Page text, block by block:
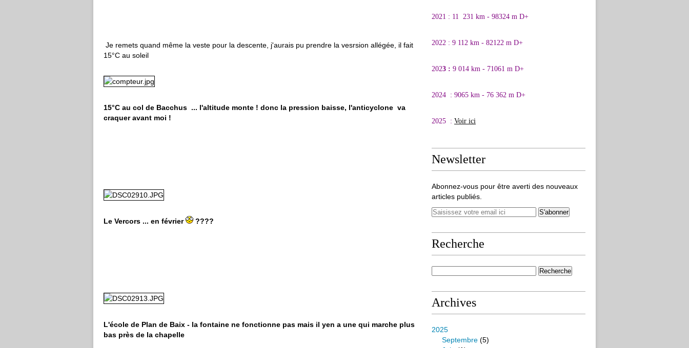
Je remets quand même la veste pour la descente, j'aurais pu prendre la vesrsion allégée, il fait
15°C au soleil
15°C au col de Bacchus ... l'altitude monte ! donc la pression baisse, l'anticyclone va
craquer avant moi !
Le Vercors ... en février ????
L'école de Plan de Baix - la fontaine ne fonctionne pas mais il yen a une qui marche plus
bas près de la chapelle
2021 : 11 231 km - 98324 m D+
2022 : 9 112 km - 82122 m D+
2023 : 9 014 km - 71061 m D+
2024 : 9065 km - 76 362 m D+
2025 : Voir ici
Newsletter
Abonnez-vous pour être averti des nouveaux
articles publiés.
Recherche
Archives
2025
Septembre (5)